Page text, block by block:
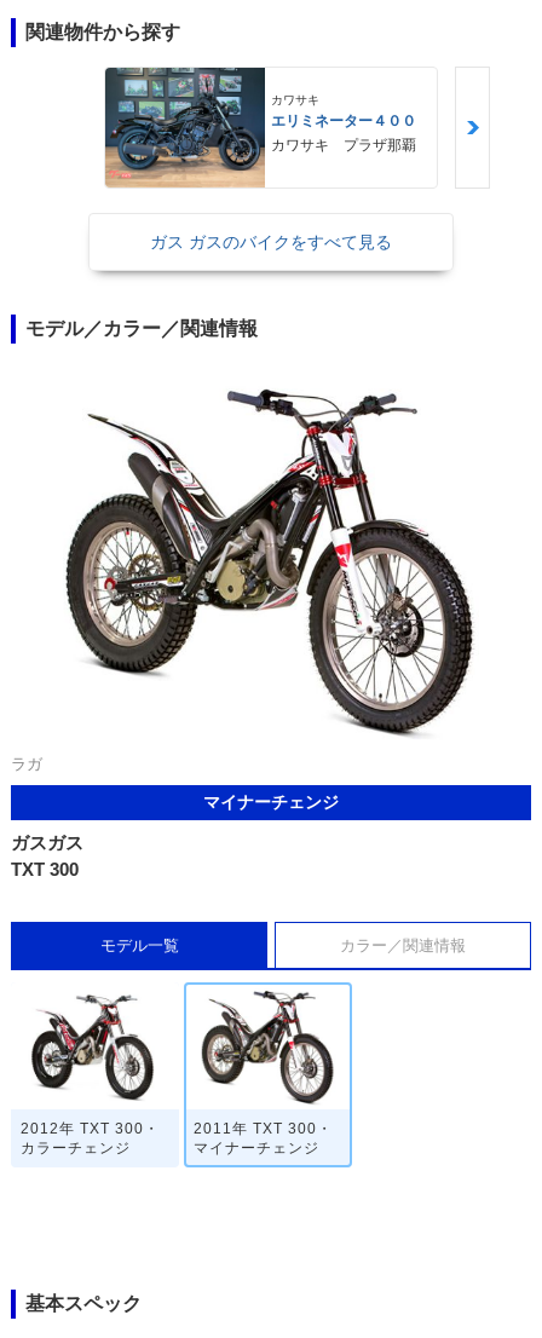
関連物件から探す
カワサキ
エリミネーター４００
カワサキ プラザ那覇
ガス ガスのバイクをすべて見る
モデル／カラー／関連情報
ラガ
マイナーチェンジ
ガスガス
TXT 300
モデル一覧 カラー／関連情報
2012年 TXT 300・
カラーチェンジ
2011年 TXT 300・
マイナーチェンジ
基本スペック